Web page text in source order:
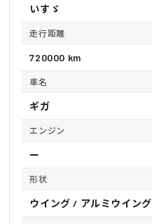
いすゞ
走行距離
720000 km
車名
ギガ
エンジン
ー
形状
ウイング / アルミウイング